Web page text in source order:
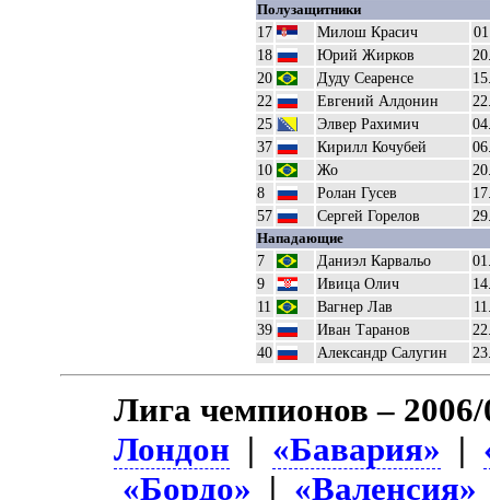
Полузащитники
17 Милош Красич
18
Юрий Жирков
20
Дуду Сеаренсе
22
Евгений Алдонин
25
Элвер Рахимич
37
Кирилл Кочубей
10
Жо
8
Ролан Гусев
57
Сергей Горелов
Нападающие
7 Даниэл Карвальо
9
Ивица Олич
11
Вагнер Лав
39
Иван Таранов
40
Александр Салугин
Лига чемпионов –
Лондон | «Бавария» |
«Бордо» | «Валенсия»